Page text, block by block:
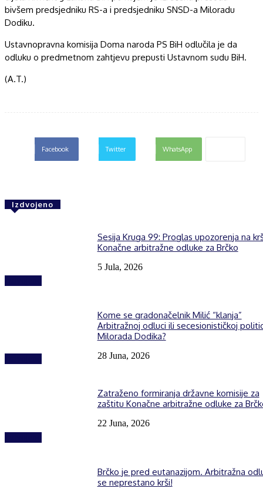
bivšem predsjedniku RS-a i predsjedniku SNSD-a Miloradu
Dodiku.
Ustavnopravna komisija Doma naroda PS BiH odlučila je da
odluku o predmetnom zahtjevu prepusti Ustavnom sudu BiH.
(A.T.)
Facebook Twitter WhatsApp
Izdvojeno
Sesija Kruga 99: Proglas upozorenja na
Konačne arbitražne odluke za Brčko
5 Jula, 2026
Kome se gradonačelnik Milić “klanja”
Arbitražnoj odluci ili secesionističkoj
Milorada Dodika?
28 Juna, 2026
Zatraženo formiranja državne komisije za
zaštitu Konačne arbitražne odluke za
22 Juna, 2026
Brčko je pred eutanazijom. Arbitražna
se neprestano krši!